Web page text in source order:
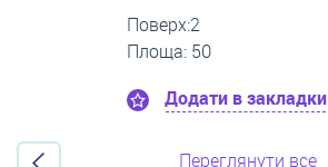
Поверх:1
Площа: 65
Додати в закладки
Переглянути все